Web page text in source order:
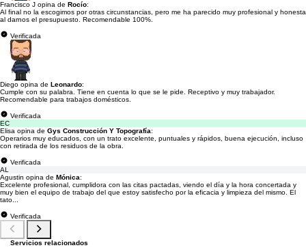
Francisco J opina de Rocío:
Al final no la escogimos por otras circunstancias, pero me ha parecido muy profesional y honesta
al darnos el presupuesto. Recomendable 100%.
Verificada
Diego opina de Leonardo:
Cumple con su palabra. Tiene en cuenta lo que se le pide. Receptivo y muy trabajador.
Recomendable para trabajos domésticos.
Verificada
EC
Elisa opina de Gys Construcción Y Topografía:
Operarios muy educados, con un trato excelente, puntuales y rápidos, buena ejecución, incluso
con retirada de los residuos de la obra.
Verificada
AL
Agustin opina de Mónica:
Excelente profesional, cumplidora con las citas pactadas, viendo el día y la hora concertada y
muy bien el equipo de trabajo del que estoy satisfecho por la eficacia y limpieza del mismo. El
tato...
Verificada
Servicios relacionados